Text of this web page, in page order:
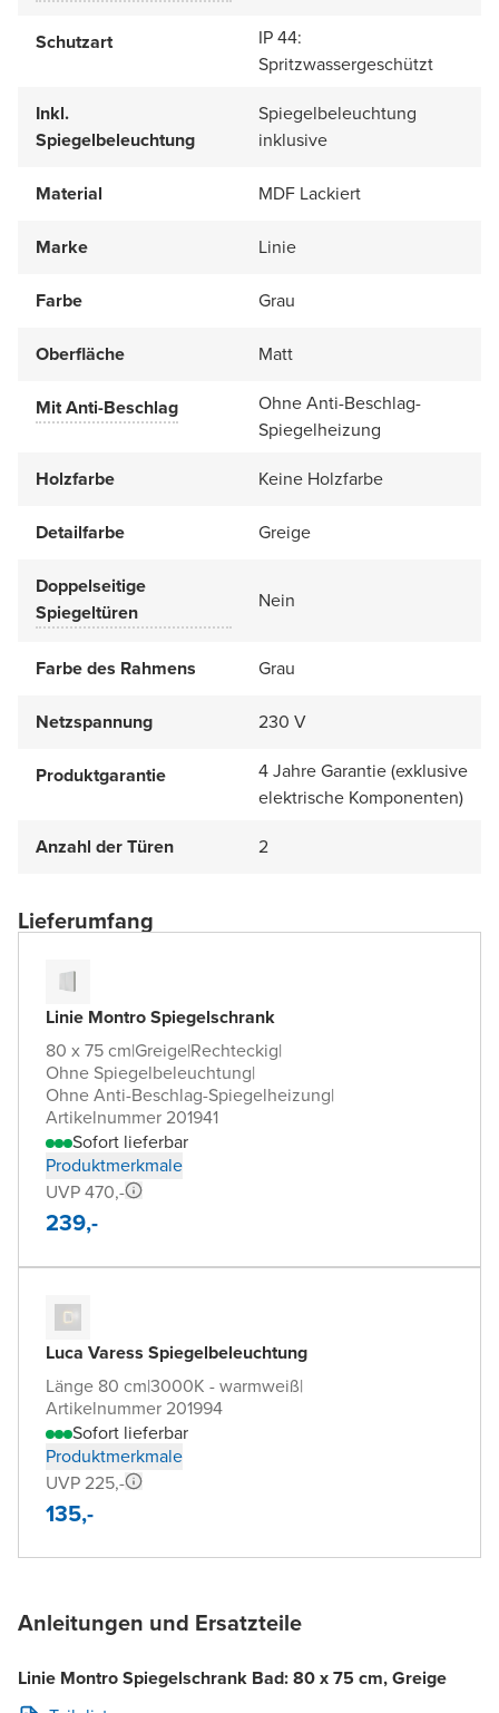
Schutzart
IP 44:
Spritzwassergeschützt
Inkl.
Spiegelbeleuchtung
Spiegelbeleuchtung
inklusive
Material MDF Lackiert
Marke Linie
Farbe Grau
Oberfläche Matt
Mit Anti-Beschlag
Ohne Anti-Beschlag-
Spiegelheizung
Holzfarbe
Keine Holzfarbe
Detailfarbe Greige
Doppelseitige
Spiegeltüren
Nein
Farbe des Rahmens Grau
Netzspannung 230 V
Produktgarantie
4 Jahre Garantie (exklusive
elektrische Komponenten)
Anzahl der Türen
2
Lieferumfang
Linie Montro Spiegelschrank
80 x 75 cm|Greige|Rechteckig|
Ohne Spiegelbeleuchtung|
Ohne Anti-Beschlag-Spiegelheizung|
Artikelnummer 201941
Sofort lieferbar
Produktmerkmale
UVP 470,-
239,-
Luca Varess Spiegelbeleuchtung
Länge 80 cm|3000K - warmweiß|
Artikelnummer 201994
Sofort lieferbar
Produktmerkmale
UVP 225,-
135,-
Anleitungen und Ersatzteile
Linie Montro Spiegelschrank Bad: 80 x 75 cm, Greige